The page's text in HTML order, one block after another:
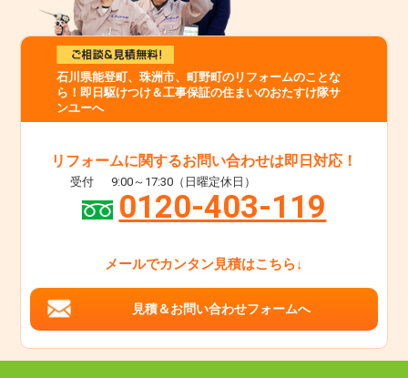
石川県能登町、珠洲市、町野町のリフォームのことな
ら！即日駆けつけ＆工事保証の住まいのおたすけ隊サ
ンユーへ
リフォームに関するお問い合わせは即日対応！
受付 9:00～17:30（日曜定休日）
0120-403-119
メールでカンタン見積はこちら↓
見積＆お問い合わせフォームへ